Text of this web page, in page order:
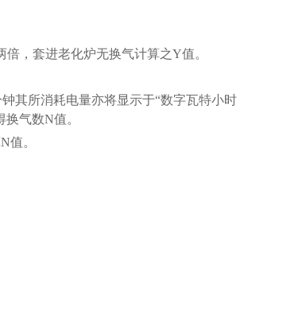
，套进老化炉无换气计算之Y值。
其所消耗电量亦将显示于“数字瓦特小时
气数N值。
值。